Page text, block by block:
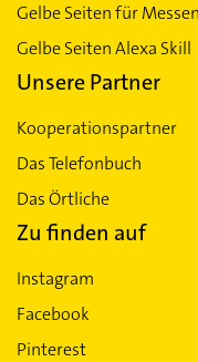
Gelbe Seiten für
Gelbe Seiten Alexa Skill
Unsere Partner
Kooperationspartner
Das Telefonbuch
Das Örtliche
Zu finden auf
Instagram
Facebook
Pinterest